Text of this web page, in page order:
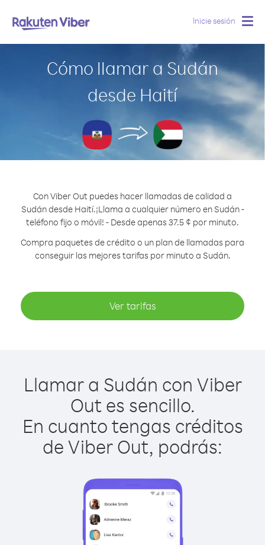
Inicie sesión
Cómo llamar a Sudán
desde Haití
Con Viber Out puedes hacer llamadas de calidad a
Sudán desde Haití.¡Llama a cualquier número en Sudán -
teléfono fijo o móvil! - Desde apenas 37.5 ¢ por minuto.
Compra paquetes de crédito o un plan de llamadas para
conseguir las mejores tarifas por minuto a Sudán.
Ver tarifas
Llamar a Sudán con Viber
Out es sencillo.
En cuanto tengas créditos
de Viber Out, podrás: